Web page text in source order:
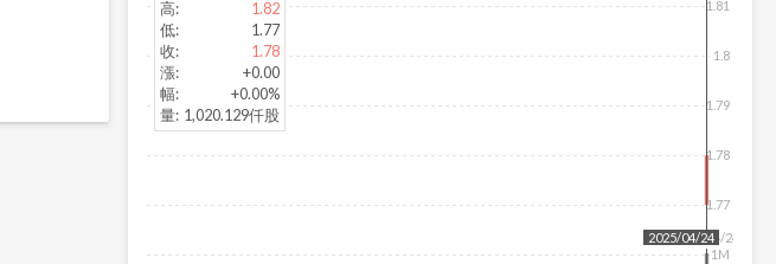
2025/04/24
1.77
1.78
1.79
1.8
1.81
2025/04/24
1M
高:
1.82
低:
1.77
收:
1.78
漲:
+0.00
幅:
+0.00%
量: 1,020.129仟股